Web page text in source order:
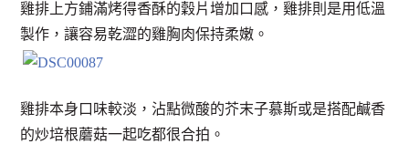
雞排上方鋪滿烤得香酥的穀片增加口感，雞排則是用低溫
製作，讓容易乾澀的雞胸肉保持柔嫩。
雞排本身口味較淡，沾點微酸的芥末子慕斯或是搭配鹹香
的炒培根蘑菇一起吃都很合拍。